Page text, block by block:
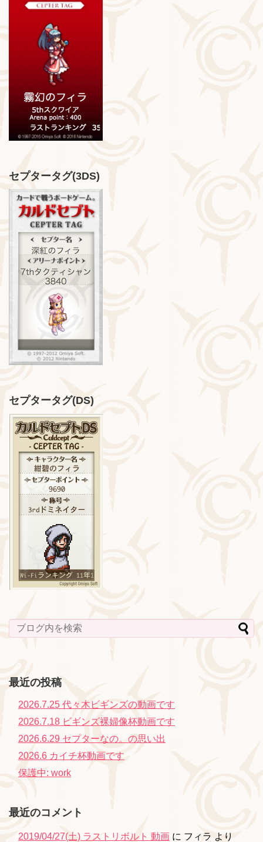
セプタータグ(3DS)
セプタータグ(DS)
最近の投稿
2026.7.25 代々木ビギンズの動画です
2026.7.18 ビギンズ裸婦像杯動画です
2026.6.29 セプターなの。の思い出
2026.6 カイチ杯動画です
保護中: work
最近のコメント
2019/04/27(土) ラストリボルト 動画 に フィラ より